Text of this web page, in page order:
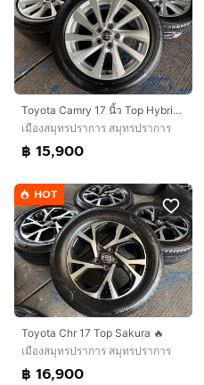
Toyota Camry 17 นิ้ว Top Hybrid🔥
เมืองสมุทรปราการ สมุทรปราการ
฿ 15,900
HOT
Toyota Chr 17 Top Sakura 🔥
เมืองสมุทรปราการ สมุทรปราการ
฿ 16,900